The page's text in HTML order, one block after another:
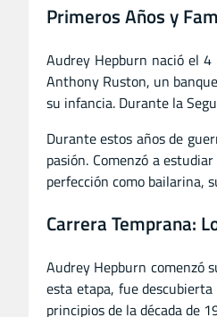
Primeros Años y
Audrey Hepburn nació el
Anthony Ruston, un
su infancia. Durante la
Durante estos años de
pasión. Comenzó a
perfección como bailarina,
Carrera Temprana:
Audrey Hepburn comenzó
esta etapa, fue
principios de la década de